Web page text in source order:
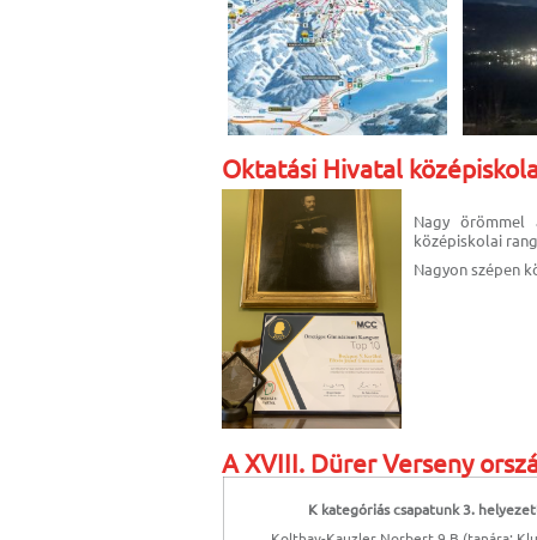
Oktatási Hivatal
Nagy
középiskolai
Nagyon szépen
A XVIII. Dürer Verseny
K kategóriás csapatunk 3.